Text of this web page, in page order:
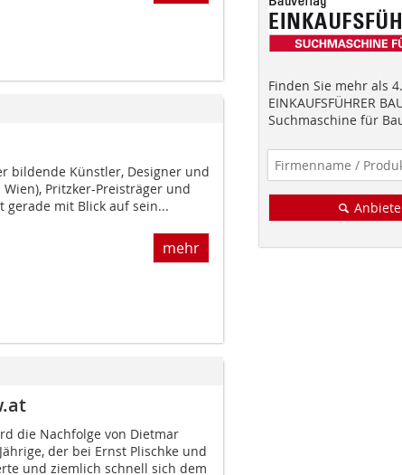
bildende Künstler, Designer und
Pritzker-Preisträger und
gerade mit Blick auf sein...
mehr
die Nachfolge von Dietmar
der bei Ernst Plischke und
und ziemlich schnell sich dem
Finden Sie mehr als
EINKAUFSFÜHRER
Suchmaschine für